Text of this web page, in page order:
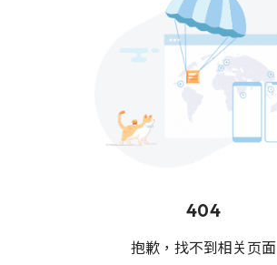
404
抱歉，找不到相关页面